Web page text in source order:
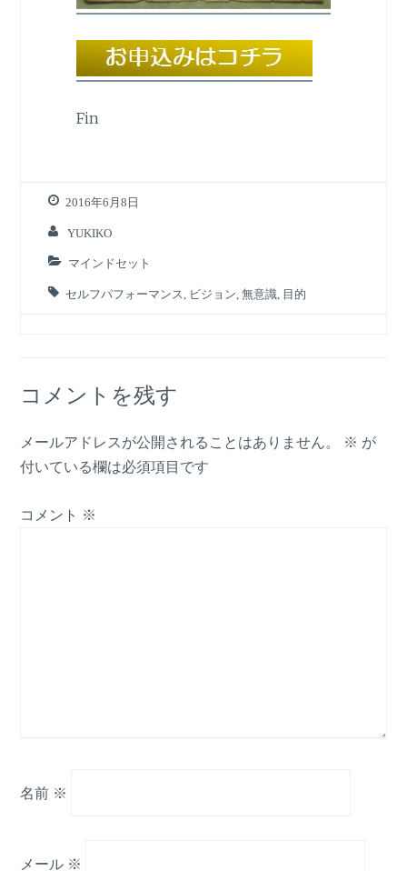
Fin
2016年6月8日
YUKIKO
マインドセット
セルフパフォーマンス ビジョン ,無意識 目的
コメントを残す
メールアドレスが公開されることはありません。 ※ が
付いている欄は必須項目です
コメント ※
名前 ※
メール ※